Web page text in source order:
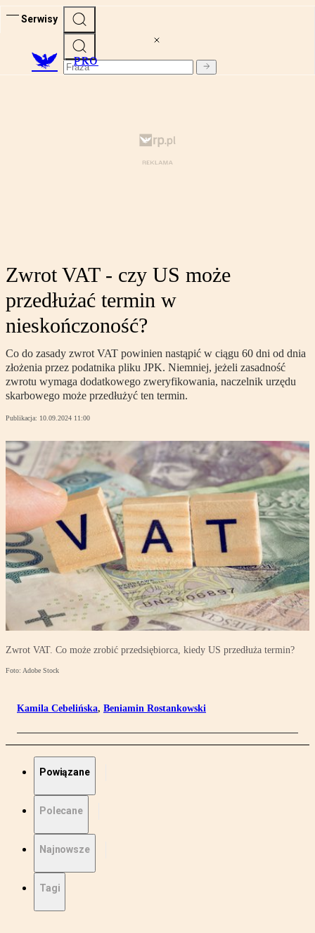
Serwisy
PRO
Zwrot VAT - czy US może
przedłużać termin w
nieskończoność?
Co do zasady zwrot VAT powinien nastąpić w ciągu 60 dni od dnia
złożenia przez podatnika pliku JPK. Niemniej, jeżeli zasadność
zwrotu wymaga dodatkowego zweryfikowania, naczelnik urzędu
skarbowego może przedłużyć ten termin.
Publikacja: 10.09.2024 11:00
Zwrot VAT. Co może zrobić przedsiębiorca, kiedy US przedłuża termin?
Foto: Adobe Stock
Kamila Cebelińska, Beniamin Rostankowski
Powiązane
Polecane
Najnowsze
Tagi